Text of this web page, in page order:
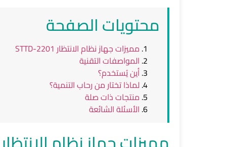
محتويات الصفحة
مميزات جهاز نظام الانتظار STTD-2201
المواصفات التقنية
أين يُستخدم؟
لماذا تختار من رحاب التنمية؟
منتجات ذات صلة
الأسئلة الشائعة